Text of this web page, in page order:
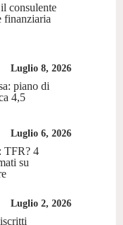
consulente
finanziaria
Luglio 8, 2026
piano di
4,5
Luglio 6, 2026
TFR? 4
su
Luglio 2, 2026